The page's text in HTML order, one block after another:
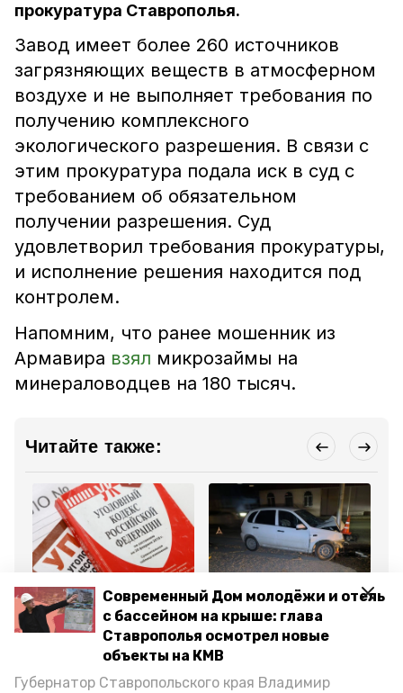
Современный Дом молодёжи и отель
с бассейном на крыше: глава
Ставрополья осмотрел новые
объекты на КМВ
Губернатор Ставропольского края Владимир
прокуратура Ставрополья.
Завод имеет более 260 источников
загрязняющих веществ в атмосферном
воздухе и не выполняет требования по
получению комплексного
экологического разрешения. В связи с
этим прокуратура подала иск в суд с
требованием об обязательном
получении разрешения. Суд
удовлетворил требования прокуратуры,
и исполнение решения находится под
контролем.
Напомним, что ранее мошенник из
Армавира взял микрозаймы на
минераловодцев на 180 тысяч.
Читайте также:
7 апреля 2025, 16:56
Расследование
убийства местного
жителя завершилось в
2 апреля 2025, 09:34
Два человека
пострадали в ДТП в
Минераловодском
округе